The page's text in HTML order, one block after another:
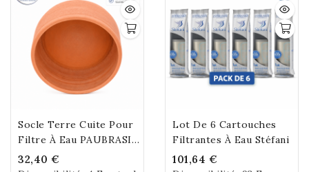
Certification NSF ®
Socle Terre Cuite Pour
Filtre À Eau PAUBRASIL
Ceramique
32,40 €
Lot De 6 Cartouches
Filtrantes À Eau Stéfani
101,64 €